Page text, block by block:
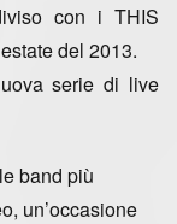
con i THIS
del 2013.
serie di live
band più
un’occasione